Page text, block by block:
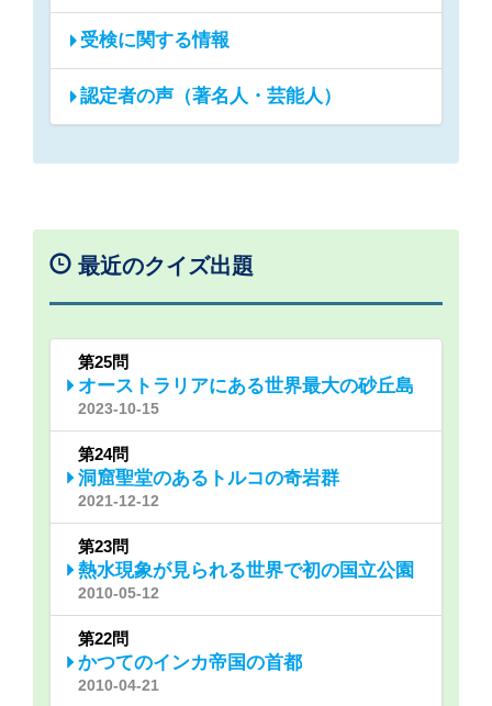
受検に関する情報
認定者の声（著名人・芸能人）
最近のクイズ出題
第25問
オーストラリアにある世界最大の砂丘島
2023-10-15
第24問
洞窟聖堂のあるトルコの奇岩群
2021-12-12
第23問
熱水現象が見られる世界で初の国立公園
2010-05-12
第22問
かつてのインカ帝国の首都
2010-04-21